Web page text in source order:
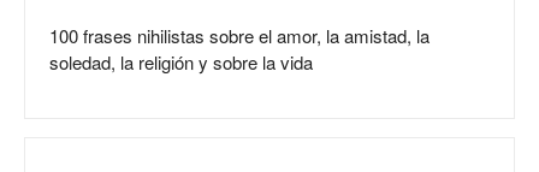
100 frases nihilistas sobre el amor, la amistad, la
soledad, la religión y sobre la vida